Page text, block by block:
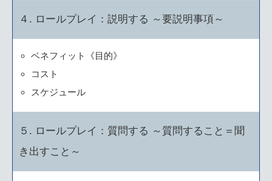
４. ロールプレイ：説明する ～要説明事項～
ベネフィット《目的》
コスト
スケジュール
５. ロールプレイ：質問する ～質問すること＝聞
き出すこと～